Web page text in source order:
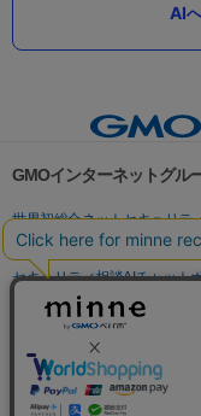
AI
GMOインターネットグル
世界初総合ネットセキュリテ
パスワード漏洩診断
Web
セキュリティ相談AIチャット
実在証明・盗聴対策
サイバー攻撃対策（GMO Flatt
セキュリティ事業の軌跡